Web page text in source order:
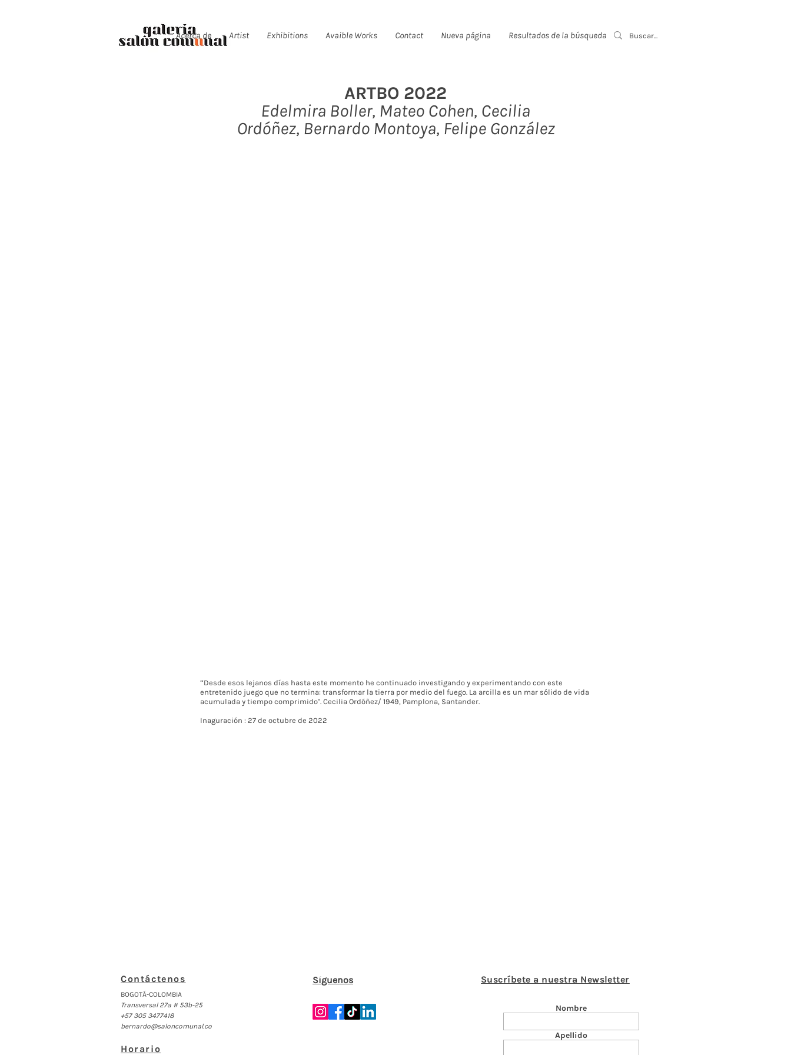
Acerca de Artist Exhibitions Avaible Works Contact Nueva página Resultados de la búsqueda Event List
ARTBO 2022
Edelmira Boller, Mateo Cohen, Cecilia
Ordóñez, Bernardo Montoya, Felipe González
“Desde esos lejanos días hasta este momento he continuado investigando y experimentando con este
entretenido juego que no termina: transformar la tierra por medio del fuego. La arcilla es un mar sólido de vida
acumulada y tiempo comprimido". Cecilia Ordóñez/ 1949, Pamplona, Santander.
Inaguración : 27 de octubre de 2022
Contáctenos
BOGOTÁ-COLOMBIA
Transversal 27a # 53b-25
+57 305 3477418
bernardo@saloncomunal.co
Horario
Suscríbete a nuestra Newsletter
Nombre
Apellido
Síguenos